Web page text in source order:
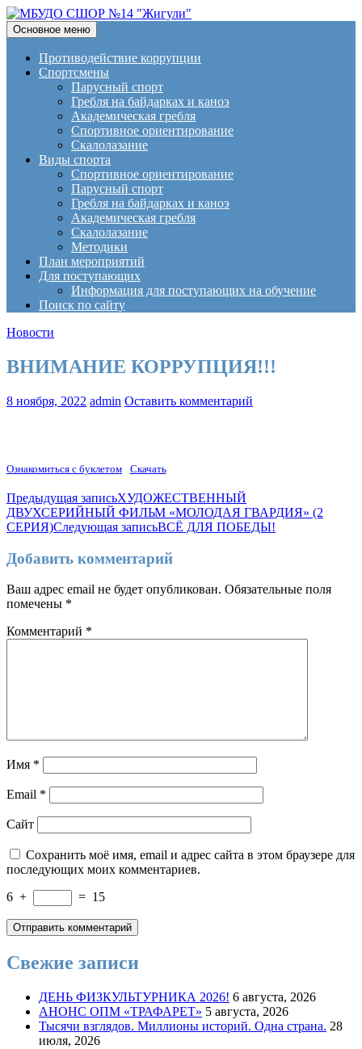
МБУДО СШОР №14
"Жигули"
Поиск
Основное меню Перейти
к
содержимому
Противодействие коррупции
Спортсмены
Парусный спорт
Гребля на байдарках и каноэ
Академическая гребля
Спортивное ориентирование
Скалолазание
Виды спорта
Спортивное ориентирование
Парусный спорт
Гребля на байдарках и каноэ
Академическая гребля
Скалолазание
Методики
План мероприятий
Для поступающих
Информация для поступающих на обучение
Поиск по сайту
Новости
ВНИМАНИЕ КОРРУПЦИЯ!!!
8 ноября, 2022 admin Оставить комментарий
Ознакомиться с буклетом Скачать
Навигация
по
Предыдущая записьХУДОЖЕСТВЕННЫЙ
ДВУХСЕРИЙНЫЙ ФИЛЬМ «МОЛОДАЯ ГВАРДИЯ» (2
СЕРИЯ)Следующая записьВСЁ ДЛЯ ПОБЕДЫ!
Добавить комментарий
Ваш адрес email не будет опубликован. Обязательные поля
помечены *
Комментарий *
Имя *
Email *
Сайт
Сохранить моё имя, email и адрес сайта в этом браузере для
последующих моих комментариев.
6 + = 15
Свежие записи
ДЕНЬ ФИЗКУЛЬТУРНИКА 2026! 6 августа, 2026
АНОНС ОПМ «ТРАФАРЕТ» 5 августа, 2026
Тысячи взглядов. Миллионы историй. Одна страна. 28
июля, 2026